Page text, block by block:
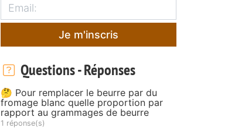
Je m'inscris
Questions - Réponses
🤔 Pour remplacer le beurre par du
fromage blanc quelle proportion par
rapport au grammages de beurre
1 réponse(s)